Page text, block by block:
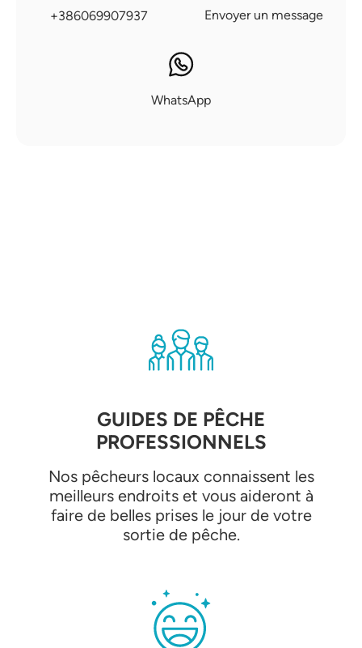
+386069907937 Envoyer un message
WhatsApp
GUIDES DE PÊCHE
PROFESSIONNELS
Nos pêcheurs locaux connaissent les
meilleurs endroits et vous aideront à
faire de belles prises le jour de votre
sortie de pêche.